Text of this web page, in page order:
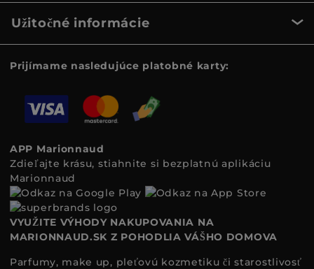
Užitočné informácie
Prijímame nasledujúce platobné karty:
APP Marionnaud
Zdieľajte krásu, stiahnite si bezplatnú aplikáciu
Marionnaud
VYUŽITE VÝHODY NAKUPOVANIA NA
MARIONNAUD.SK Z POHODLIA VÁŠHO DOMOVA
Parfumy, make up, pleťovú kozmetiku či starostlivosť